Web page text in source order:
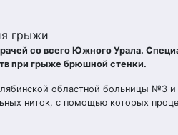
грыжи
со всего Южного Урала.
при грыже брюшной стенки.
областной больницы №3
ниток, с помощью которых